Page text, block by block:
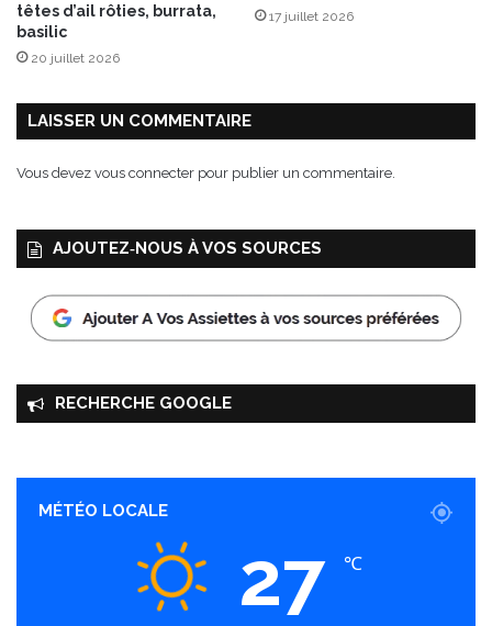
têtes d’ail rôties, burrata,
basilic
20 juillet 2026
17 juillet 2026
LAISSER UN COMMENTAIRE
Vous devez vous connecter pour publier un commentaire.
AJOUTEZ‑NOUS À VOS SOURCES
RECHERCHE GOOGLE
MÉTÉO LOCALE
27 ℃